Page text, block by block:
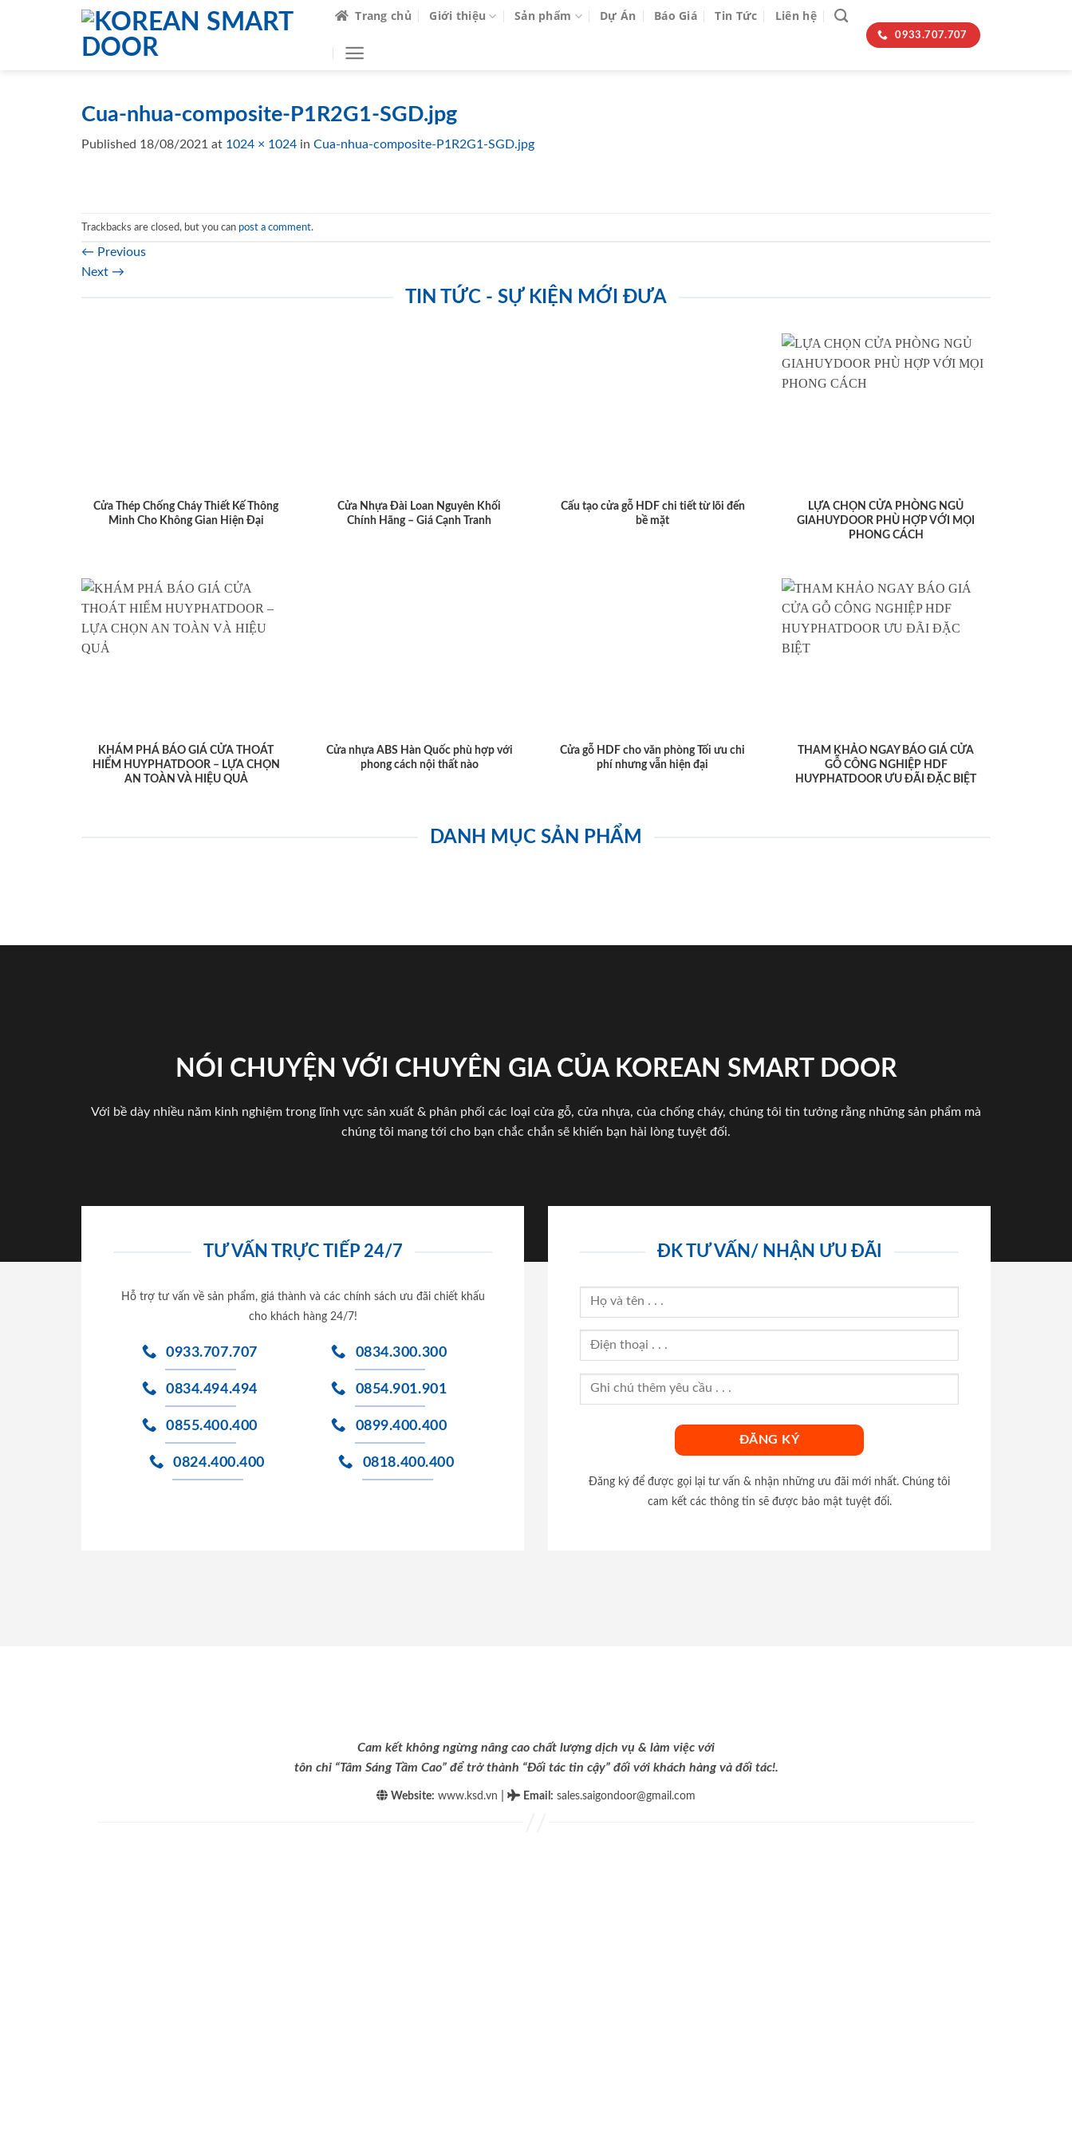
Trang chủ Giới thiệu Sản phẩm Dự Án Báo Giá Tin Tức Liên hệ
0933.707.707
Cua-nhua-composite-P1R2G1-SGD.jpg
Published 18/08/2021 at 1024 × 1024 in Cua-nhua-composite-P1R2G1-SGD.jpg
Trackbacks are closed, but you can post a comment.
← Previous
Next →
TIN TỨC - SỰ KIỆN MỚI ĐƯA
Cửa Thép Chống Cháy Thiết Kế Thông
Minh Cho Không Gian Hiện Đại
Cửa Nhựa Đài Loan Nguyên Khối
Chính Hãng – Giá Cạnh Tranh
Cấu tạo cửa gỗ HDF chi tiết từ lõi đến
bề mặt
LỰA CHỌN CỬA PHÒNG NGỦ
GIAHUYDOOR PHÙ HỢP VỚI MỌI
PHONG CÁCH
KHÁM PHÁ BÁO GIÁ CỬA THOÁT
HIỂM HUYPHATDOOR – LỰA CHỌN
AN TOÀN VÀ HIỆU QUẢ
Cửa nhựa ABS Hàn Quốc phù hợp với
phong cách nội thất nào
Cửa gỗ HDF cho văn phòng Tối ưu chi
phí nhưng vẫn hiện đại
THAM KHẢO NGAY BÁO GIÁ CỬA
GỖ CÔNG NGHIỆP HDF
HUYPHATDOOR ƯU ĐÃI ĐẶC BIỆT
DANH MỤC SẢN PHẨM
NÓI CHUYỆN VỚI CHUYÊN GIA CỦA KOREAN SMART DOOR
Với bề dày nhiều năm kinh nghiệm trong lĩnh vực sản xuất & phân phối các loại cửa gỗ, cửa nhựa, của chống cháy, chúng tôi tin tưởng rằng những sản phẩm mà
chúng tôi mang tới cho bạn chắc chắn sẽ khiến bạn hài lòng tuyệt đối.
TƯ VẤN TRỰC TIẾP 24/7
Hỗ trợ tư vấn về sản phẩm, giá thành và các chính sách ưu đãi chiết khấu
cho khách hàng 24/7!
0933.707.707
0834.494.494
0855.400.400
0824.400.400
0834.300.300
0854.901.901
0899.400.400
0818.400.400
ĐK TƯ VẤN/ NHẬN ƯU ĐÃI
Đăng ký để được gọi lại tư vấn & nhận những ưu đãi mới nhất. Chúng tôi
cam kết các thông tin sẽ được bảo mật tuyệt đối.
Cam kết không ngừng nâng cao chất lượng dịch vụ & làm việc với
tôn chỉ “Tâm Sáng Tầm Cao” để trở thành “Đối tác tin cậy” đối với khách hàng và đối tác!.
Website: www.ksd.vn Email : sales.saigondoor@gmail.com